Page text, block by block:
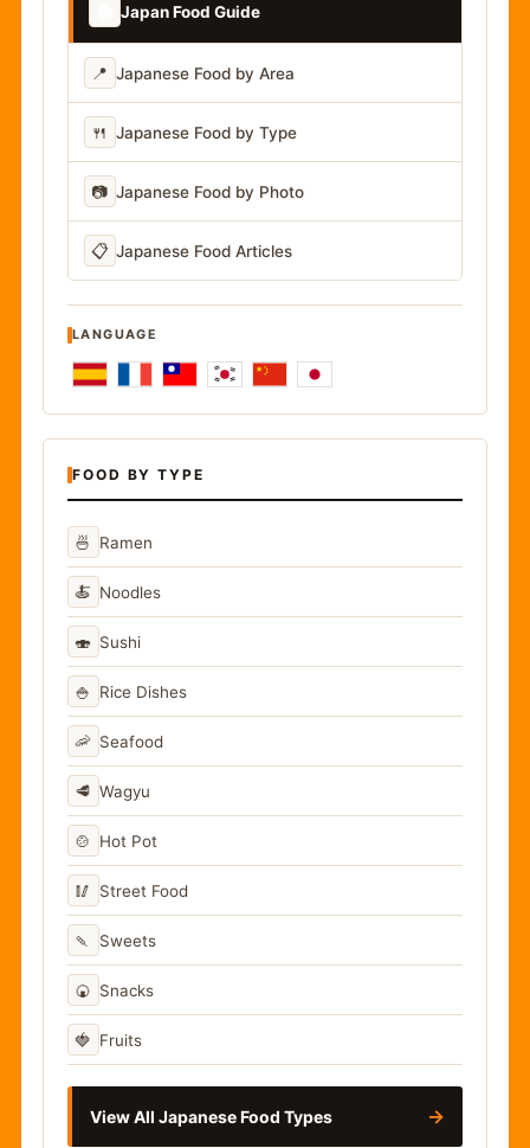
Japan Food Guide
📍 Japanese Food by Area
🍴 Japanese Food by Type
📷 Japanese Food by Photo
📋 Japanese Food Articles
LANGUAGE
FOOD BY TYPE
🍜 Ramen
🍝 Noodles
🍣 Sushi
🍚 Rice Dishes
🦐 Seafood
🥩 Wagyu
🍲 Hot Pot
🥢 Street Food
🍡 Sweets
🍘 Snacks
🍓 Fruits
View All Japanese Food Types →